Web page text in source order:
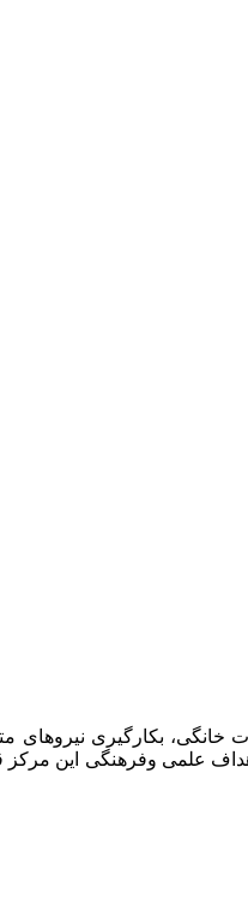
بخش درمانی حیوانات خانگی،
علمی وفرهنگی این